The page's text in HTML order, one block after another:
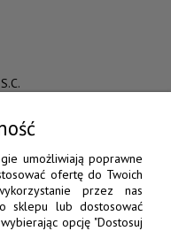
17
umożliwiają poprawne
ofertę do Twoich
przez nas
sklepu lub dostosować
opcję "Dostosuj